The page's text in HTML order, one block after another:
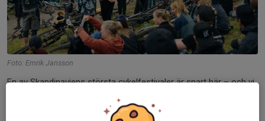
Foto: Emrik Jansson
En av Skandinaviens största cykelfestivaler är snart här – och vi
hoppas att du vill vara med! :D